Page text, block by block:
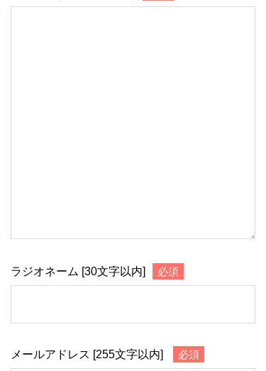
ラジオネーム [30文字以内] 必須
メールアドレス [255文字以内] 必須